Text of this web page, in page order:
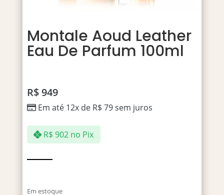
Montale Aoud Leather
Eau De Parfum 100ml
R$949
Em até 12x de R$ 79sem juros
R$ 902 no Pix
Em estoque